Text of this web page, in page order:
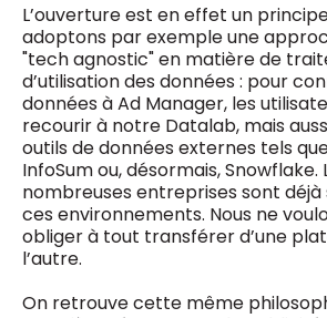
L’ouverture est en effet un
adoptons par exemple une
"tech agnostic" en matière de
d’utilisation des données : pour
données à Ad Manager, les
recourir à notre Datalab, mais
outils de données externes tels
InfoSum ou, désormais, Snowflake.
nombreuses entreprises sont
ces environnements. Nous ne
obliger à tout transférer d’une
l’autre.
On retrouve cette même